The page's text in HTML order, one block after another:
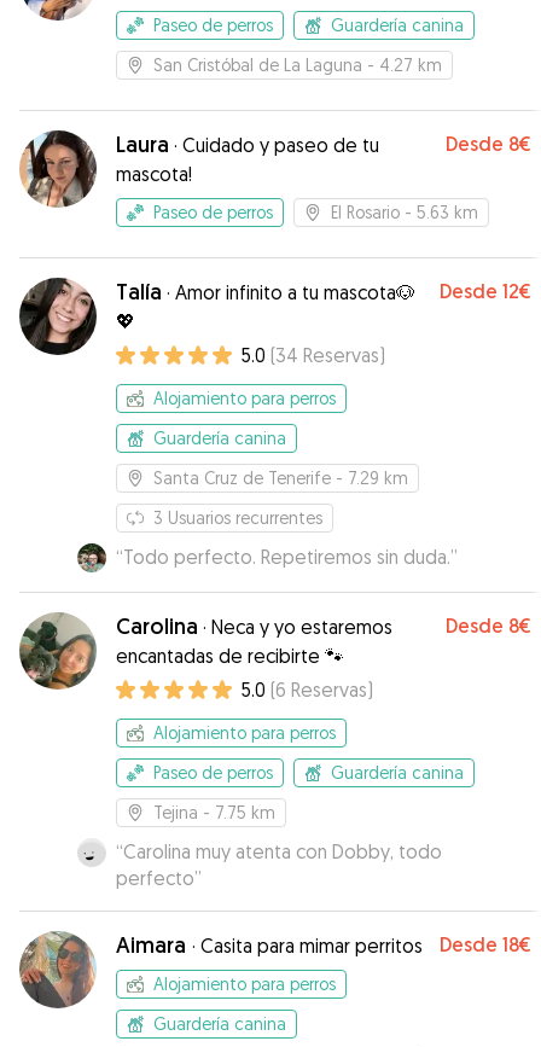
Paseo de perros
Guardería canina
San Cristóbal de La Laguna - 4.27 km
Laura · Cuidado y paseo de tu
mascota!
Desde 8€
Paseo de perros El Rosario - 5.63 km
Talía · Amor infinito a tu mascota🐶
💖
Desde 12€
5.0 (34 Reservas)
Alojamiento para perros
Guardería canina
Santa Cruz de Tenerife - 7.29 km
3 Usuarios recurrentes
“Todo perfecto. Repetiremos sin duda.”
Carolina · Neca y yo estaremos
encantadas de recibirte 🐾
Desde 8€
5.0 (6 Reservas)
Alojamiento para perros
Paseo de perros
Guardería canina
Tejina - 7.75 km
“Carolina muy atenta con Dobby, todo
perfecto”
Aimara · Casita para mimar perritos Desde 18€
Alojamiento para perros
Guardería canina